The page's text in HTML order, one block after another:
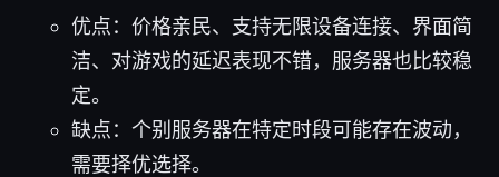
优点：价格亲民、支持无限设备连接、界面简
洁、对游戏的延迟表现不错，服务器也比较稳
定。
缺点：个别服务器在特定时段可能存在波动，
需要择优选择。